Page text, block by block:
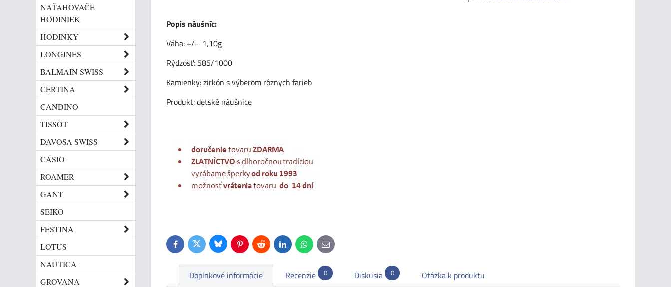
Popis náušníc:
Váha: +/- 1,10g
Rýdzosť: 585/1000
Kamienky: zirkón s výberom rôznych farieb
Produkt: detské náušnice
FacebookTwitterBlueskyPinterestReddit LinkedInWhatsApp
E-
mail
Doplnkové informácie Recenzie 0 Diskusia 0 Otázka k produktu
NAŤAHOVAČE
HODINIEK
HODINKY
LONGINES
BALMAIN SWISS
CERTINA
CANDINO
TISSOT
DAVOSA SWISS
CASIO
ROAMER
GANT
SEIKO
FESTINA
LOTUS
NAUTICA
GROVANA